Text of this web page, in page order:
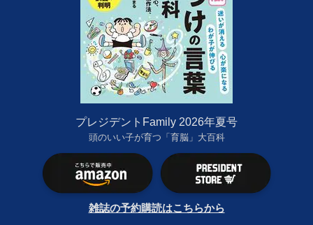
プレジデントFamily 2026年夏号
頭のいい子が育つ「育脳」大百科
雑誌の予約購読はこちらから